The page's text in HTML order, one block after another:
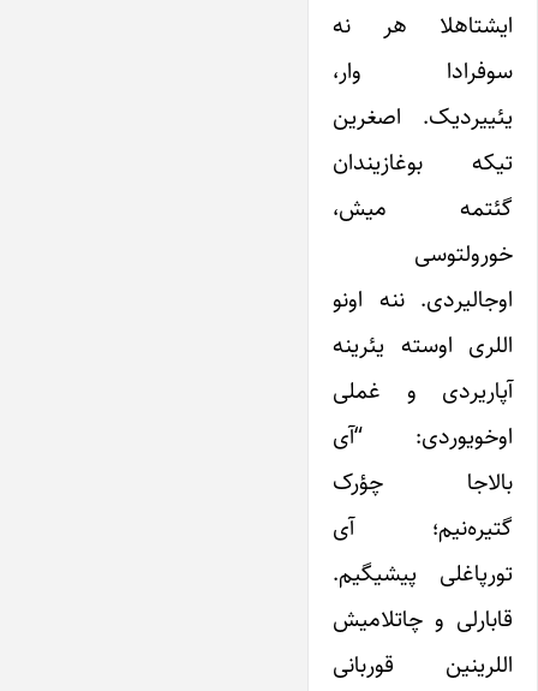
ایشتاهلا هر نه
سوفرادا وار،
یئییردیک. اصغرین
تیکه بوغازیندان
گئتمه میش،
خورولتوسی
اوجالیردی. ننه اونو
اللری اوسته یئرینه
آپاریردی و غملی
اوخویوردی: “آی
بالاجا چؤرک
گتیره‌نیم؛ آی
تورپاغلی پیشیگیم.
قابارلی و چاتلامیش
اللرینین قوربانی